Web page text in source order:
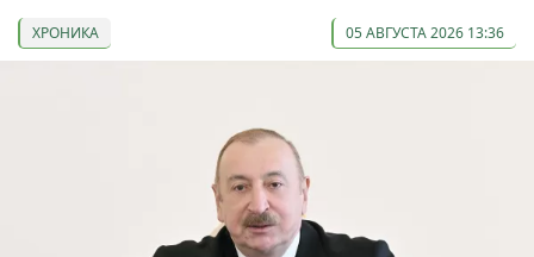
ХРОНИКА 05 АВГУСТА 2026 13:36